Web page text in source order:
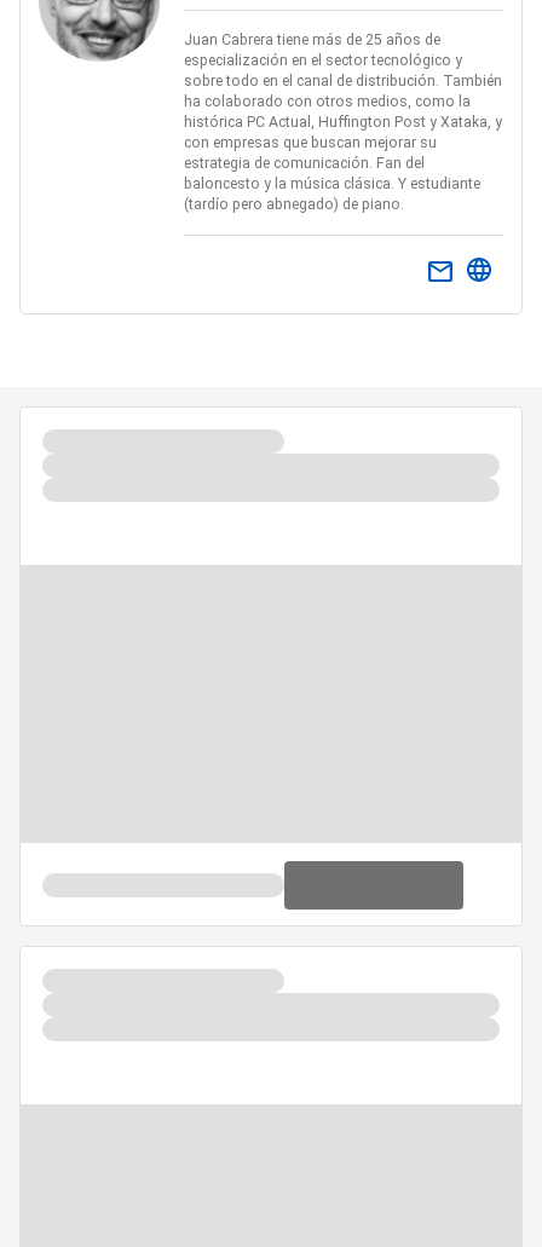
Juan Cabrera tiene más de 25 años de
especialización en el sector tecnológico y
sobre todo en el canal de distribución. También
ha colaborado con otros medios, como la
histórica PC Actual, Huffington Post y Xataka, y
con empresas que buscan mejorar su
estrategia de comunicación. Fan del
baloncesto y la música clásica. Y estudiante
(tardío pero abnegado) de piano.
email